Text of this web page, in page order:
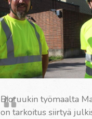
Bioruukin työmaalta
on tarkoitus siirtyä